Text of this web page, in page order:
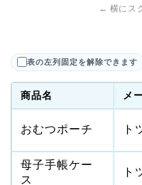
← 横にス
表の左列固定を解除できます
商品名 メ
おむつポーチ ト
母子手帳ケー
ス
ト